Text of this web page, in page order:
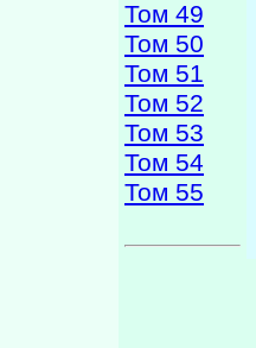
Том 49
Том 50
Том 51
Том 52
Том 53
Том 54
Том 55